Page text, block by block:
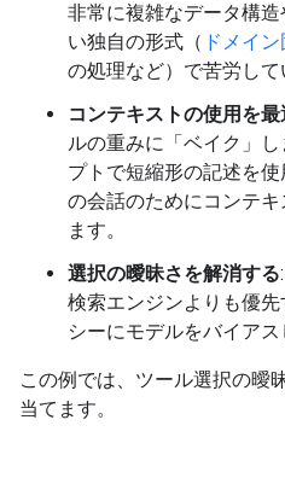
非常に複雑なデータ構
い独自の形式（ ドメイ
の処理など）で苦労して
コンテキストの使用を
ルの重みに「ベイク」
プトで短縮形の記述を
の会話のためにコンテ
ます。
選択の曖昧さを解消する
検索エンジンよりも優
シーにモデルをバイアス
この例では、ツール選択の曖
当てます。